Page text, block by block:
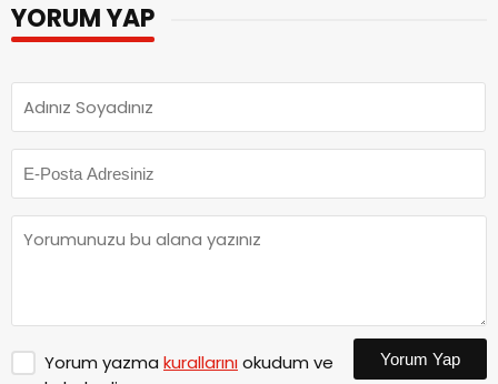
YORUM YAP
Yorum yazma kurallarınıokudum ve
Yorum Yap